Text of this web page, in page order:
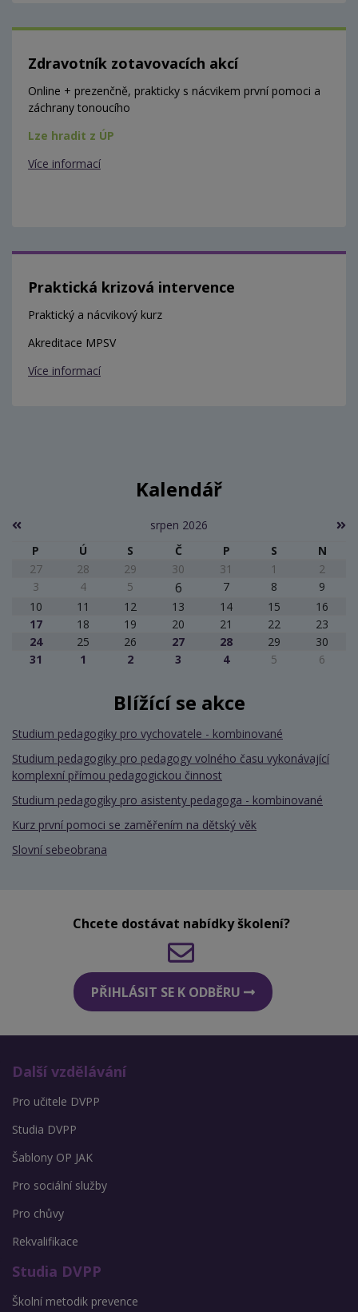
Zdravotník zotavovacích akcí
Online + prezenčně, prakticky s nácvikem první pomoci a
záchrany tonoucího
Lze hradit z ÚP
Více informací
Praktická krizová intervence
Praktický a nácvikový kurz
Akreditace MPSV
Více informací
Kalendář
srpen 2026
P
Ú S Č P S
N
27
28 29 30 31 1
2
3
4 5 6 7 8
9
10
11 12 13 14 15
16
17
18 19 20 21 22
23
24
25 26 27 28 29
30
31
1 2 3 4 5 6
Blížící se akce
Studium pedagogiky pro vychovatele - kombinované
Studium pedagogiky pro pedagogy volného času vykonávající
komplexní přímou pedagogickou činnost
Studium pedagogiky pro asistenty pedagoga - kombinované
Kurz první pomoci se zaměřením na dětský věk
Slovní sebeobrana
Chcete dostávat nabídky školení?
PŘIHLÁSIT SE K ODBĚRU
Další vzdělávání
Pro učitele DVPP
Studia DVPP
Šablony OP JAK
Pro sociální služby
Pro chůvy
Rekvalifikace
Studia DVPP
Školní metodik prevence